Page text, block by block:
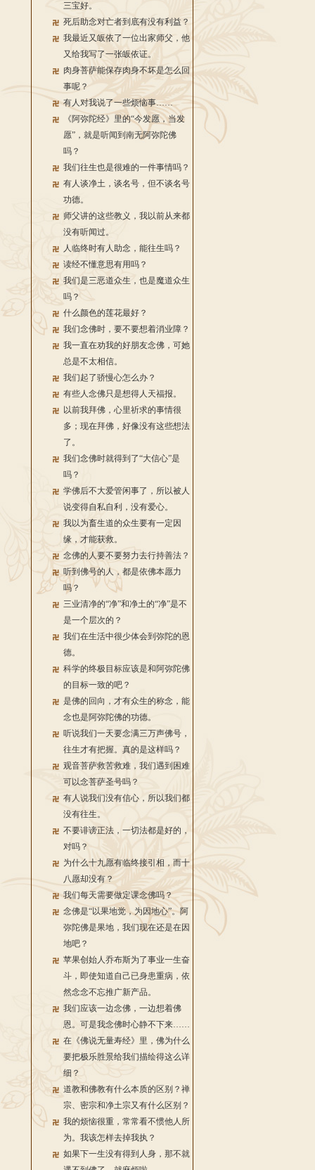
三宝好。
死后助念对亡者到底有没有利益？
我最近又皈依了一位出家师父，他
又给我写了一张皈依证。
肉身菩萨能保存肉身不坏是怎么回
事呢？
有人对我说了一些烦恼事……
《阿弥陀经》里的“今发愿，当发
愿”，就是听闻到南无阿弥陀佛
吗？
我们往生也是很难的一件事情吗？
有人谈净土，谈名号，但不谈名号
功德。
师父讲的这些教义，我以前从来都
没有听闻过。
人临终时有人助念，能往生吗？
读经不懂意思有用吗？
我们是三恶道众生，也是魔道众生
吗？
什么颜色的莲花最好？
我们念佛时，要不要想着消业障？
我一直在劝我的好朋友念佛，可她
总是不太相信。
我们起了骄慢心怎么办？
有些人念佛只是想得人天福报。
以前我拜佛，心里祈求的事情很
多；现在拜佛，好像没有这些想法
了。
我们念佛时就得到了“大信心”是
吗？
学佛后不大爱管闲事了，所以被人
说变得自私自利，没有爱心。
我以为畜生道的众生要有一定因
缘，才能获救。
念佛的人要不要努力去行持善法？
听到佛号的人，都是依佛本愿力
吗？
三业清净的“净”和净土的“净”是不
是一个层次的？
我们在生活中很少体会到弥陀的恩
德。
科学的终极目标应该是和阿弥陀佛
的目标一致的吧？
是佛的回向，才有众生的称念，能
念也是阿弥陀佛的功德。
听说我们一天要念满三万声佛号，
往生才有把握。真的是这样吗？
观音菩萨救苦救难，我们遇到困难
可以念菩萨圣号吗？
有人说我们没有信心，所以我们都
没有往生。
不要诽谤正法，一切法都是好的，
对吗？
为什么十九愿有临终接引相，而十
八愿却没有？
我们每天需要做定课念佛吗？
念佛是“以果地觉，为因地心”。阿
弥陀佛是果地，我们现在还是在因
地吧？
苹果创始人乔布斯为了事业一生奋
斗，即使知道自己已身患重病，依
然念念不忘推广新产品。
我们应该一边念佛，一边想着佛
恩。可是我念佛时心静不下来……
在《佛说无量寿经》里，佛为什么
要把极乐胜景给我们描绘得这么详
细？
道教和佛教有什么本质的区别？禅
宗、密宗和净土宗又有什么区别？
我的烦恼很重，常常看不惯他人所
为。我该怎样去掉我执？
如果下一生没有得到人身，那不就